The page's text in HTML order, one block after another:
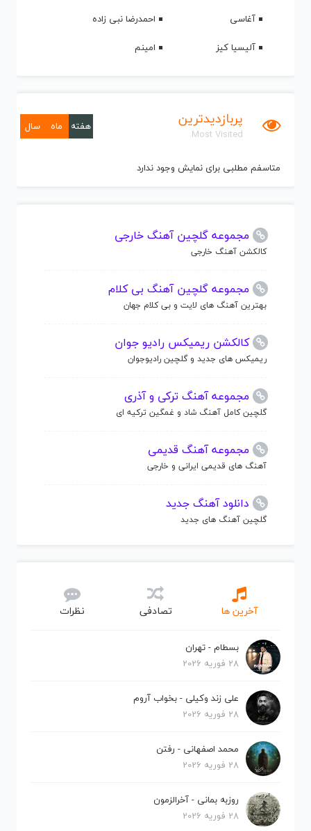
آغاسی
احمدرضا نبی زاده
آلیسیا کیز
امینم
پربازدیدترین
Most Visited
هفته ماه سال
متاسفم مطلبی برای نمایش وجود ندارد
مجموعه گلچین آهنگ خارجی
کالکشن آهنگ خارجی
مجموعه گلچین آهنگ بی کلام
بهترین آهنگ های لایت و بی کلام جهان
کالکشن ریمیکس رادیو جوان
ریمیکس های جدید و گلچین رادیوجوان
مجموعه آهنگ ترکی و آذری
گلچین کامل آهنگ شاد و غمگین ترکیه ای
مجموعه آهنگ قدیمی
آهنگ های قدیمی ایرانی و خارجی
دانلود آهنگ جدید
گلچین آهنگ های جدید
آخرین ها تصادفی نظرات
بسطام - تهران
28 فوریه 2026
علی زند وکیلی - بخواب آروم
28 فوریه 2026
محمد اصفهانی - رفتن
28 فوریه 2026
روزبه بمانی - آخرالزمون
28 فوریه 2026